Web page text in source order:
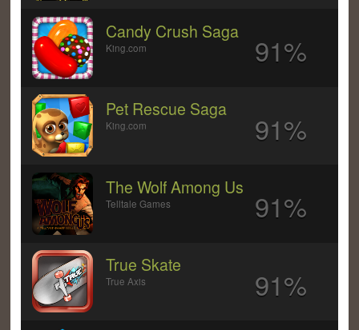
Candy Crush Saga
King.com 91%
Pet Rescue Saga
King.com 91%
The Wolf Among Us
Telltale Games 91%
True Skate
True Axis 91%